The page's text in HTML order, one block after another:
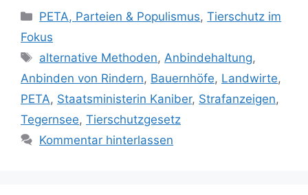
K
a
e
g
o
r
i
PETA, Parteien & Populismus,Tierschutz im
Fokus
S
c
l
a
g
alternative Methoden,Anbindehaltung,
Anbinden von Rindern, Bauernhöfe, Landwirte,
PETA, Staatsministerin Kaniber, Strafanzeigen,
Tegernsee, Tierschutzgesetz
Kommentar hinterlassen